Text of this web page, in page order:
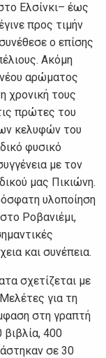
Ελσίνκι– έως
προς τιμήν
ο επίσης
Ακόμη
αρώματος
χρονική τους
πρώτες του
κελυφών του
φυσικό
με τον
μας Πικιώνη.
υλοποίηση
Ροβανιέμι,
και συνέπεια.
σχετίζεται με
για τη
στη γραπτή
βιβλία, 400
σε 30